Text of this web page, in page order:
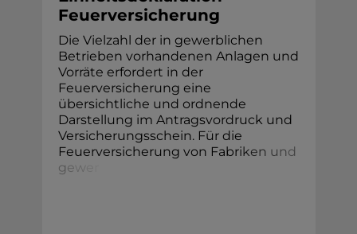
Feuerversicherung
Die Vielzahl der in gewerblichen
Betrieben vorhandenen Anlagen und
Vorräte erfordert in der
Feuerversicherung eine
übersichtliche und ordnende
Darstellung im Antragsvordruck und
Versicherungsschein. Für die
Feuerversicherung von Fabriken und
gew